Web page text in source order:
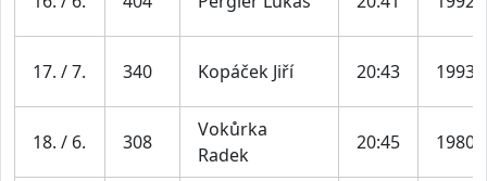
17. / 7. 340 Kopáček Jiří 20:43 1993
18. / 6. 308
Vokůrka
Radek
20:45 1980